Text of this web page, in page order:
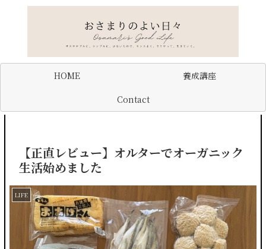
HOME
養成講座
Contact
【正直レビュー】オルターでオーガニック
生活始めました
LIFE